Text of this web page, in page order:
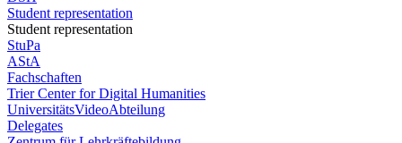
Student representation
Student representation
StuPa
AStA
Fachschaften
Trier Center for Digital Humanities
UniversitätsVideoAbteilung
Delegates